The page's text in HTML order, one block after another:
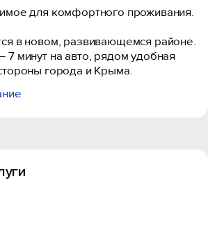
для комфортного проживания.
в новом, развивающемся районе.
минут на авто, рядом удобная
города и Крыма.